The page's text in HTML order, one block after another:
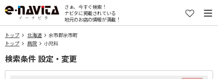
さぁ、今すぐ検索！
ナビタに掲載されている
地元のお店の情報が満載！
トップ 北海道
余市郡余市町
トップ
病院 小児科
検索条件 設定・変更